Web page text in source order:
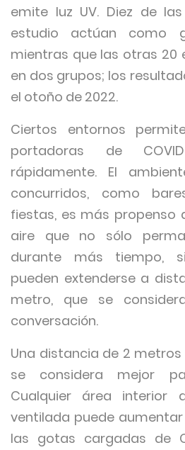
emite luz UV. Diez de
estudio actúan como
mientras que las otras 20
en dos grupos; los
el otoño de 2022.
Ciertos entornos
portadoras de
rápidamente. El
concurridos, como
fiestas, es más propenso
aire que no sólo
durante más tiempo,
pueden extenderse a
metro, que se
conversación.
Una distancia de 2
se considera mejor
Cualquier área interior
ventilada puede
las gotas cargadas de